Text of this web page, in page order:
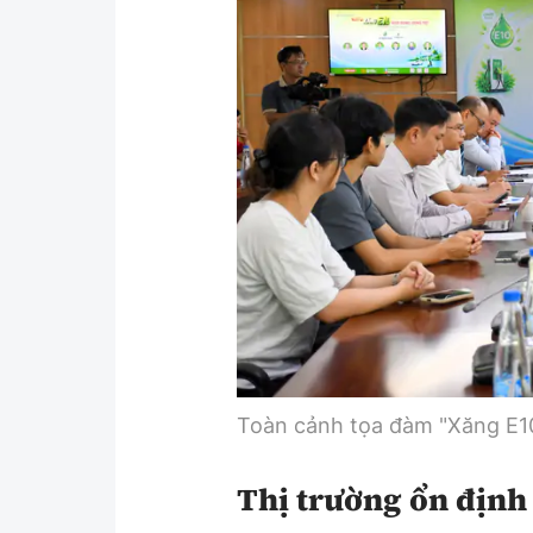
Lao động - Công đoàn
Showbiz
Điện ảnh
Âm nhạc
Thời sự Quốc tế
Hồ sơ tài liệu
Thế giới giao thông
Thế giới xây dựng
Đi ++
Du lịch
Khám phá
Lối sống
Ẩm thực
Toàn cảnh tọa đàm "Xăng
Thị trường ổn định